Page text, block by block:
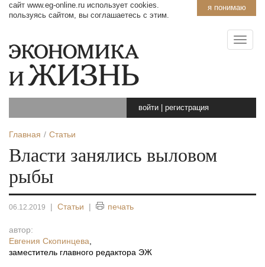
я понимаю
сайт www.eg-online.ru использует cookies.
пользуясь сайтом, вы соглашаетесь с этим.
войти регистрация
Главная Статьи
Власти занялись выловом
рыбы
06.12.2019 | Статьи | печать
автор:
Евгения Скопинцева
заместитель главного редактора ЭЖ